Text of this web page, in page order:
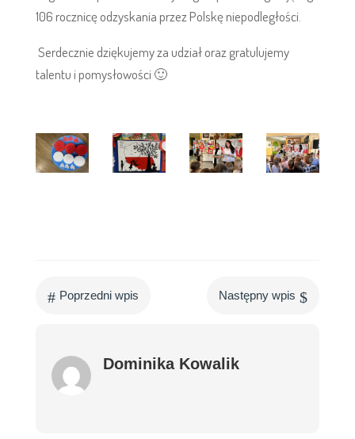
106 rocznicę odzyskania przez Polskę niepodległości.
Serdecznie dziękujemy za udział oraz gratulujemy
talentu i pomysłowości🙂
# Poprzedni wpis Następny wpis $
Dominika Kowalik